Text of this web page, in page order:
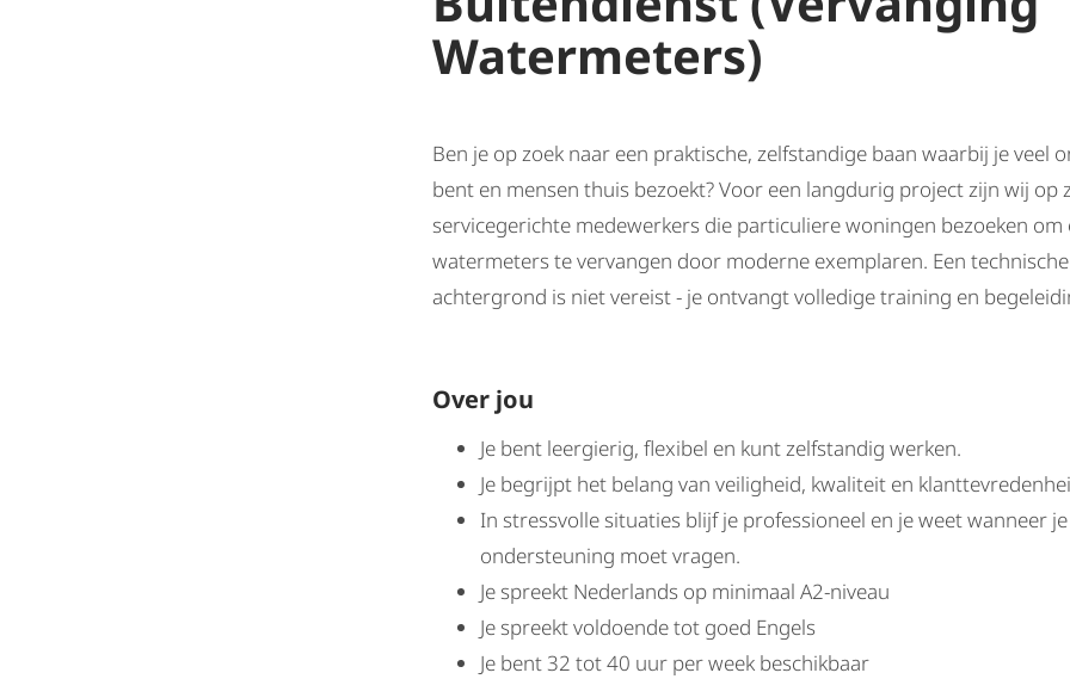
Watermeters)
Ben je op zoek naar een praktische, zelfstandige baan waarbij je veel
bent en mensen thuis bezoekt? Voor een langdurig project zijn wij op
servicegerichte medewerkers die particuliere woningen bezoeken om
watermeters te vervangen door moderne exemplaren. Een technische
achtergrond is niet vereist - je ontvangt volledige training en
Over jou
Je bent leergierig, flexibel en kunt zelfstandig werken.
Je begrijpt het belang van veiligheid, kwaliteit en
In stressvolle situaties blijf je professioneel en je weet wanneer
ondersteuning moet vragen.
Je spreekt Nederlands op minimaal A2-niveau
Je spreekt voldoende tot goed Engels
Je bent 32 tot 40 uur per week beschikbaar